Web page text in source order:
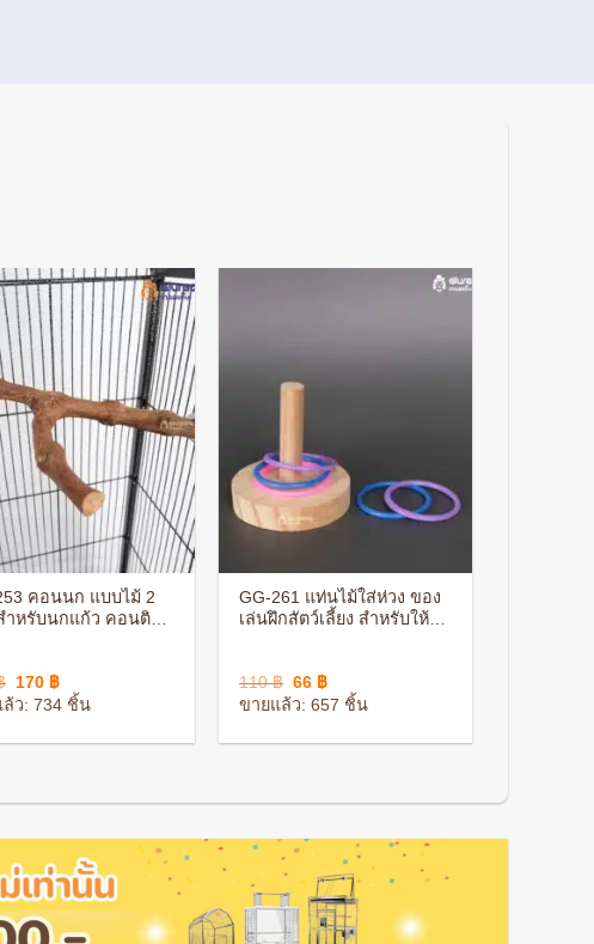
คอนนก แบบไม้ 2
ำหรับนกแก้ว คอนติด
Original
price
was:
170 ฿Current
price
is:
ว: 734 ชิ้น
GG-261 แท่นไม้ใส่ห่วง ของ
เล่นฝึกสัตว์เลี้ยง สำหรับให้
110฿ Original
price
was:
66 ฿Current
price
is:
ขายแล้ว: 657 ชิ้น